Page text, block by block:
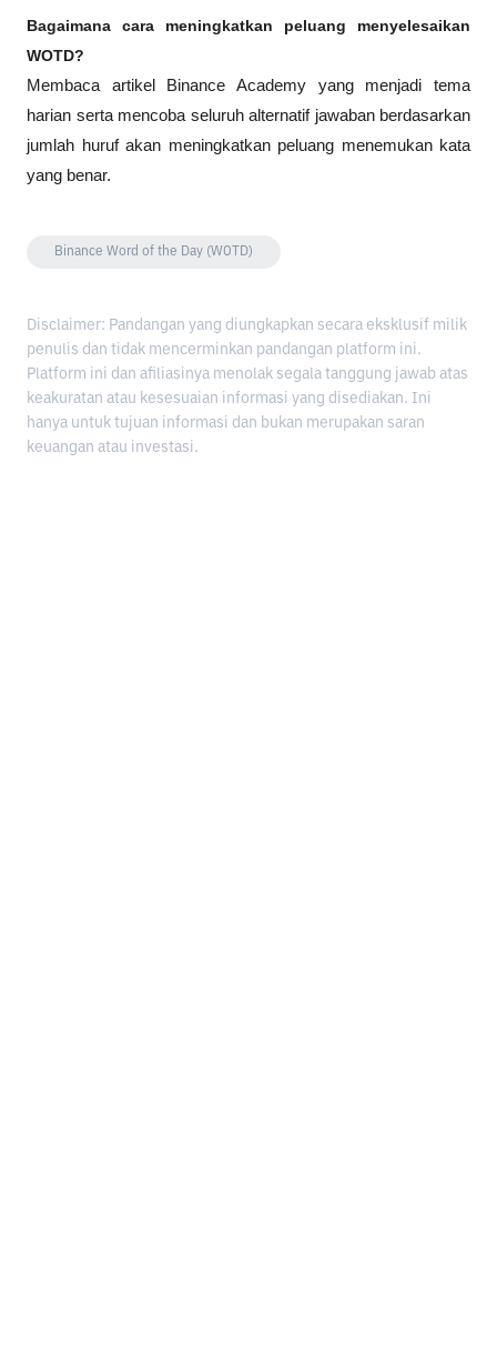
Bagaimana cara meningkatkan peluang menyelesaikan
WOTD?
Membaca artikel Binance Academy yang menjadi tema
harian serta mencoba seluruh alternatif jawaban berdasarkan
jumlah huruf akan meningkatkan peluang menemukan kata
yang benar.
Binance Word of the Day (WOTD)
Disclaimer: Pandangan yang diungkapkan secara eksklusif milik
penulis dan tidak mencerminkan pandangan platform ini.
Platform ini dan afiliasinya menolak segala tanggung jawab atas
keakuratan atau kesesuaian informasi yang disediakan. Ini
hanya untuk tujuan informasi dan bukan merupakan saran
keuangan atau investasi.